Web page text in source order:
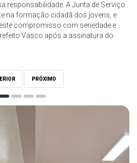
responsabilidade. A Junta de Serviço
na formação cidadã dos jovens, e
compromisso com seriedade e
Vasco após a assinatura do
PRÓXIMO